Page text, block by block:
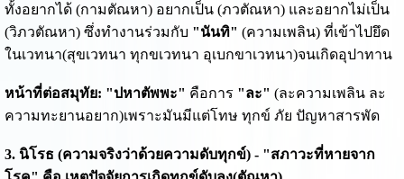
ทั้งอยากได้ (กามตัณหา) อยากเป็น (ภวตัณหา) และอยากไม่เป็น
(วิภวตัณหา) ซึ่งทำงานร่วมกับ "นันทิ" (ความเพลิน) ที่เข้าไปยึด
ในเวทนา(สุขเวทนา ทุกขเวทนา อุเบกขาเวทนา)จนเกิดอุปาทาน
หน้าที่ต่อสมุทัย: "ปหาตัพพะ" คือการ "ละ" (ละความเพลิน ละ
ความทะยานอยาก)เพราะมันมีแต่โทษ ทุกข์ ภัย ปัญหาสารพัด
3. นิโรธ (ความจริงว่าด้วยความดับทุกข์) - "สภาวะที่หายจาก